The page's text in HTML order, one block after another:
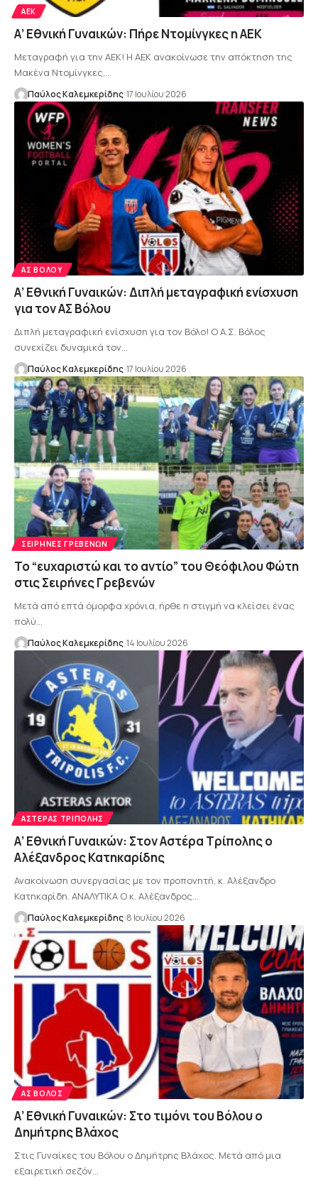
ΑΕΚ
Α’ Εθνική Γυναικών: Πήρε Ντομίνγκες η ΑΕΚ
Μεταγραφή για την ΑΕΚ! Η ΑΕΚ ανακοίνωσε την απόκτηση της
Μακένα Ντομίνγκες,…
Παύλος Καλεμκερίδης 17 Ιουλίου 2026
ΑΣ ΒΌΛΟΥ
Α’ Εθνική Γυναικών: Διπλή μεταγραφική ενίσχυση
για τον ΑΣ Βόλου
Διπλή μεταγραφική ενίσχυση για τον Βόλο! Ο Α.Σ. Βόλος
συνεχίζει δυναμικά τον…
Παύλος Καλεμκερίδης 17 Ιουλίου 2026
ΣΕΙΡΉΝΕΣ ΓΡΕΒΕΝΏΝ
Το “ευχαριστώ και το αντίο” του Θεόφιλου Φώτη
στις Σειρήνες Γρεβενών
Μετά από επτά όμορφα χρόνια, ήρθε η στιγμή να κλείσει ένας
πολύ…
Παύλος Καλεμκερίδης 14 Ιουλίου 2026
ΑΣΤΈΡΑΣ ΤΡΊΠΟΛΗΣ
Α’ Εθνική Γυναικών: Στον Αστέρα Τρίπολης ο
Αλέξανδρος Κατηκαρίδης
Ανακοίνωση συνεργασίας με τον προπονητή, κ. Αλέξανδρο
Κατηκαρίδη. ΑΝΑΛΥΤΙΚΑ Ο κ. Αλέξανδρος…
Παύλος Καλεμκερίδης 8 Ιουλίου 2026
ΑΣ ΒΌΛΟΣ
Α’ Εθνική Γυναικών: Στο τιμόνι του Βόλου ο
Δημήτρης Βλάχος
Στις Γυναίκες του Βόλου ο Δημήτρης Βλάχος. Μετά από μια
εξαιρετική σεζόν…